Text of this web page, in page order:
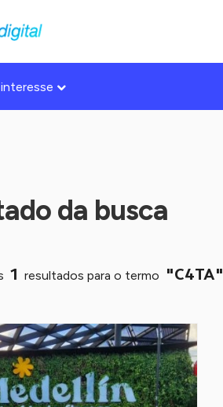
da busca
1 resultados para o termo "C4TA"